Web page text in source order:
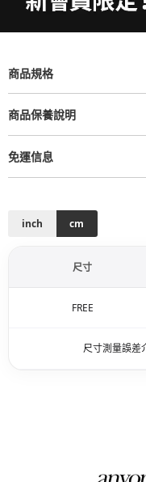
商品規格
商品保養說明
免運信息
inch cm
尺寸
FREE
尺寸測量誤差